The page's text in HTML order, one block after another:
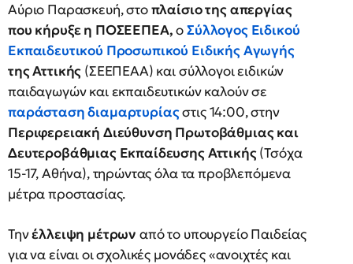
Αύριο Παρασκευή, στοπλαίσιο της απεργίας
που κήρυξε η ΠΟΣΕΕΠΕΑ,οΣύλλογος Ειδικού
Εκπαιδευτικού Προσωπικού Ειδικής Αγωγής
της Αττικής (ΣΕΕΠΕΑΑ) και σύλλογοι ειδικών
παιδαγωγών και εκπαιδευτικών καλούν σε
παράσταση διαμαρτυρίαςστις 14:00, στην
Περιφερειακή Διεύθυνση Πρωτοβάθμιας και
Δευτεροβάθμιας Εκπαίδευσης Αττικής(Τσόχα
15-17, Αθήνα), τηρώντας όλα τα προβλεπόμενα
μέτρα προστασίας.
Τηνέλλειψη μέτρων από το υπουργείο Παιδείας
για να είναι οι σχολικές μονάδες «ανοιχτές και